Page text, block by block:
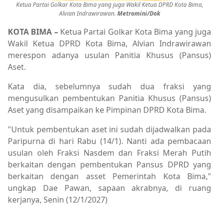
Ketua Partai Golkar Kota Bima yang juga Wakil Ketua DPRD Kota Bima,
Alvian Indrawirawan. Metromini/Dok
KOTA BIMA – Ketua Partai Golkar Kota Bima yang juga
Wakil Ketua DPRD Kota Bima, Alvian Indrawirawan
merespon adanya usulan Panitia Khusus (Pansus)
Aset.
Kata dia, sebelumnya sudah dua fraksi yang
mengusulkan pembentukan Panitia Khusus (Pansus)
Aset yang disampaikan ke Pimpinan DPRD Kota Bima.
"Untuk pembentukan aset ini sudah dijadwalkan pada
Paripurna di hari Rabu (14/1). Nanti ada pembacaan
usulan oleh Fraksi Nasdem dan Fraksi Merah Putih
berkaitan dengan pembentukan Pansus DPRD yang
berkaitan dengan asset Pemerintah Kota Bima,"
ungkap Dae Pawan, sapaan akrabnya, di ruang
kerjanya, Senin (12/1/2027)